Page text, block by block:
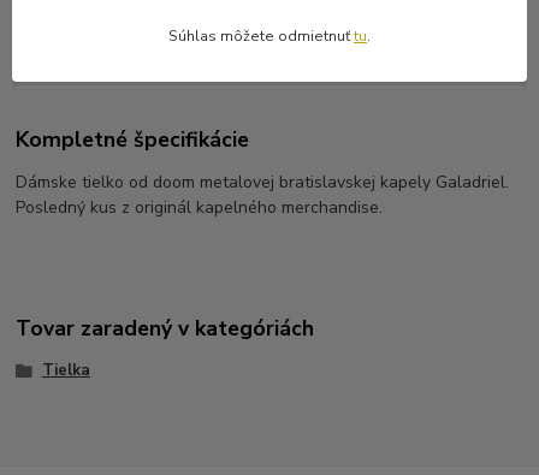
Kompletné špecifikácie
Dámske tielko od doom metalovej bratislavskej kapely Galadriel.
Posledný kus z originál kapelného merchandise.
Tovar zaradený v kategóriách
Tielka
Súhlas môžete odmietnuťtu.